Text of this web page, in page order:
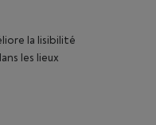
la lisibilité
les lieux